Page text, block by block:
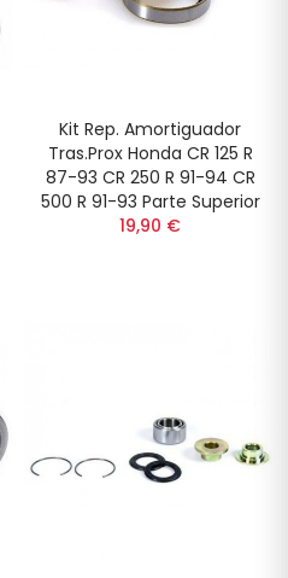
Kit Rep. Amortiguador
Tras.Prox Honda CR 125 R
87-93 CR 250 R 91-94 CR
500 R 91-93 Parte Superior
19,90 €